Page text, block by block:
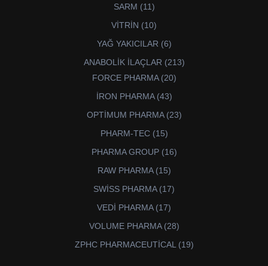
SARM 1111
VİTRİN 1010
YAĞ YAKICILAR 66
ANABOLİK İLAÇLAR 213213
FORCE PHARMA 2020
İRON PHARMA 4343
OPTİMUM PHARMA 2323
PHARM-TEC 1515
PHARMA GROUP 1616
RAW PHARMA 1515
SWİSS PHARMA 1717
VEDİ PHARMA 1717
VOLUME PHARMA 2828
ZPHC PHARMACEUTİCAL 1919